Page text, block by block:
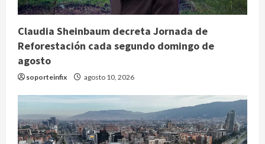
Claudia Sheinbaum decreta Jornada de
Reforestación cada segundo domingo de
agosto
soporteinfix agosto 10, 2026